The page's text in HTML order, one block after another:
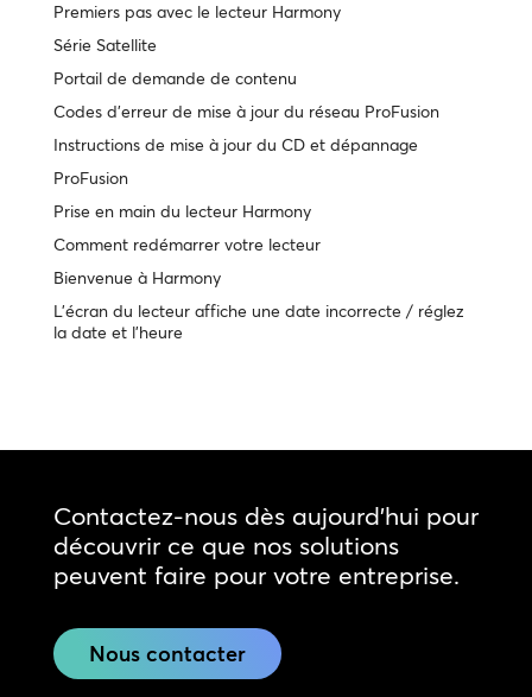
Premiers pas avec le lecteur Harmony
Série Satellite
Portail de demande de contenu
Codes d'erreur de mise à jour du réseau ProFusion
Instructions de mise à jour du CD et dépannage
ProFusion
Prise en main du lecteur Harmony
Comment redémarrer votre lecteur
Bienvenue à Harmony
L'écran du lecteur affiche une date incorrecte / réglez
la date et l'heure
Contactez-nous dès aujourd'hui pour
découvrir ce que nos solutions
peuvent faire pour votre entreprise.
Nous contacter